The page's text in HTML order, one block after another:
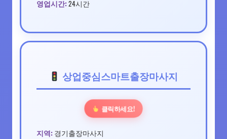
영업시간: 24시간
상업중심스마트출장마사지
클릭하세요!
지역: 경기출장마사지